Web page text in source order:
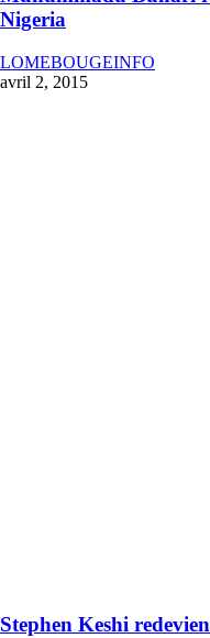
Nigeria
LOMEBOUGEINFO
avril 2, 2015
Stephen Keshi